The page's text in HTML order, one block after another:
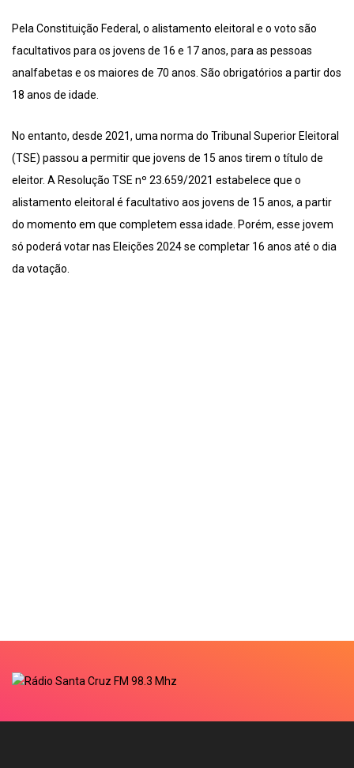
Pela Constituição Federal, o alistamento eleitoral e o voto são
facultativos para os jovens de 16 e 17 anos, para as pessoas
analfabetas e os maiores de 70 anos. São obrigatórios a partir dos
18 anos de idade.
No entanto, desde 2021, uma norma do Tribunal Superior Eleitoral
(TSE) passou a permitir que jovens de 15 anos tirem o título de
eleitor. A Resolução TSE nº 23.659/2021 estabelece que o
alistamento eleitoral é facultativo aos jovens de 15 anos, a partir
do momento em que completem essa idade. Porém, esse jovem
só poderá votar nas Eleições 2024 se completar 16 anos até o dia
da votação.